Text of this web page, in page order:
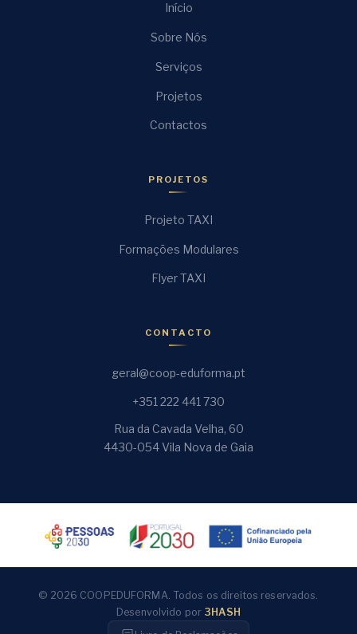
Início
Sobre Nós
Serviços
Projetos
Contactos
PROJETOS
Projeto TAXI
Formações Modulares
Flyer TAXI
CONTACTO
geral@coop-eduforma.pt
+351 222 441 730
Rua da Cavada Velha, 60
4430-054 Vila Nova de Gaia
© 2026 COOPEDUFORMA. Todos os direitos reservados.
Desenvolvido por 3HASH